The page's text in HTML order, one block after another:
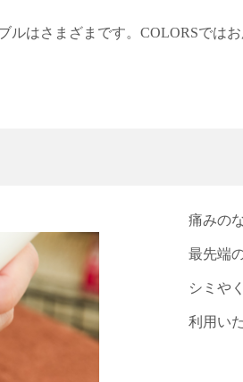
はさまざまです。COLORSでは
痛みの
最先端
シミや
利用い